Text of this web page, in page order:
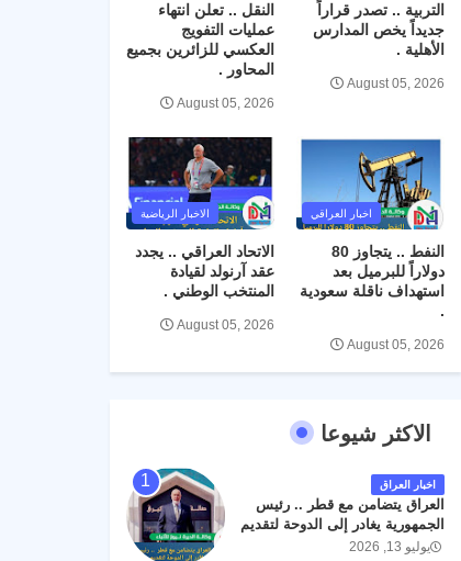
التربية .. تصدر قراراً
جديداً يخص المدارس
الأهلية .
August 05, 2026
النقل .. تعلن انتهاء
عمليات التفويج
العكسي للزائرين بجميع
المحاور .
August 05, 2026
اخبار العراقي
النفط .. يتجاوز 80
دولاراً للبرميل بعد
استهداف ناقلة سعودية
.
August 05, 2026
الاخبار الرياضية
الاتحاد العراقي .. يجدد
عقد آرنولد لقيادة
المنتخب الوطني .
August 05, 2026
الاكثر شيوعا
اخبار العراق
العراق يتضامن مع قطر .. رئيس
الجمهورية يغادر إلى الدوحة لتقديم
واجب العزاء .
يوليو 13, 2026